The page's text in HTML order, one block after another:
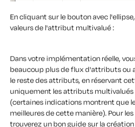
En cliquant sur le bouton avec
valeurs de l'attribut multivalué :
Dans votre implémentation réelle,
beaucoup plus de flux d'attributs ou
le reste des attributs, en réservant
uniquement les attributs multivalués
(certaines indications montrent que
meilleures de cette manière). Pour
trouverez un bon guide sur la